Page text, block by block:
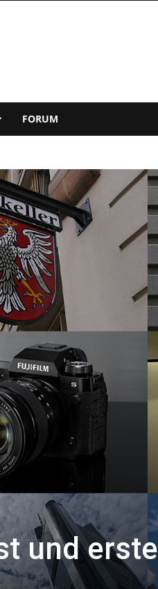
FORUM
und erste